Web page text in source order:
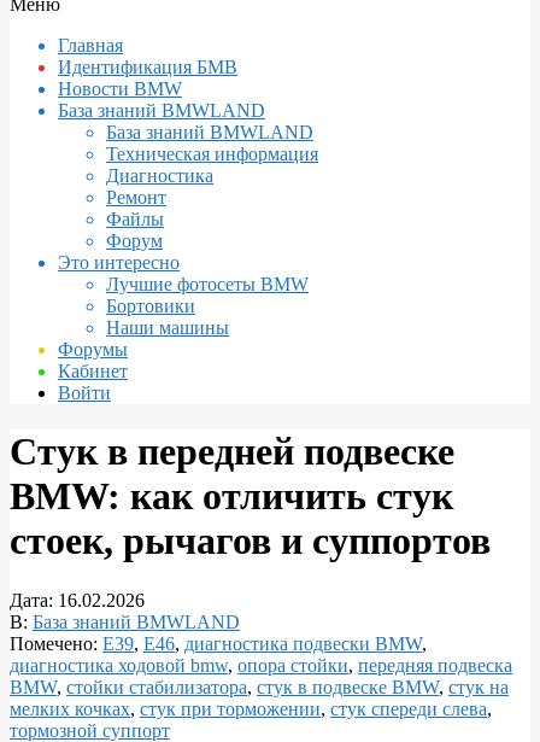
Вторичное
навигации
Главная
Идентификация БМВ
Новости BMW
База знаний BMWLAND
База знаний BMWLAND
Техническая информация
Диагностика
Ремонт
Файлы
Форум
Это интересно
Лучшие фотосеты BMW
Бортовики
Наши машины
Форумы
Кабинет
Войти
Стук в передней подвеске
BMW: как отличить стук
стоек, рычагов и суппортов
Дата: 16.02.2026
В: База знаний BMWLAND
Помечено: E39, E46, диагностика подвески BMW,
диагностика ходовой bmw, опора стойки, передняя подвеска
BMW, стойки стабилизатора, стук в подвеске BMW, стук на
мелких кочках, стук при торможении, стук спереди слева,
тормозной суппорт